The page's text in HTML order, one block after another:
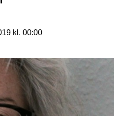
kl. 00:00